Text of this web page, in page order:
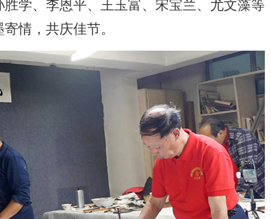
学、李恩平、王玉富、宋宝兰、尤文藻等
情，共庆佳节。